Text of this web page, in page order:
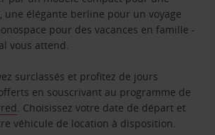
une élégante berline pour un voyage
pour des vacances en famille -
vous attend.
surclassés et profitez de jours
en souscrivant au programme de
. Choisissez votre date de départ et
véhicule de location à disposition.